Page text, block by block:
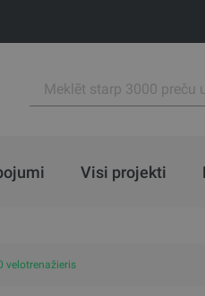
Visi projekti
velotrenažieris